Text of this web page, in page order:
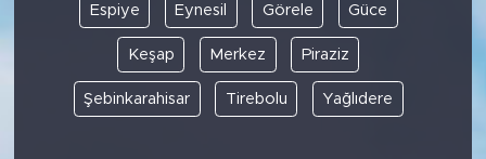
Espiye Eynesil Görele Güce
Keşap Merkez Piraziz
Şebinkarahisar Tirebolu Yağlıdere